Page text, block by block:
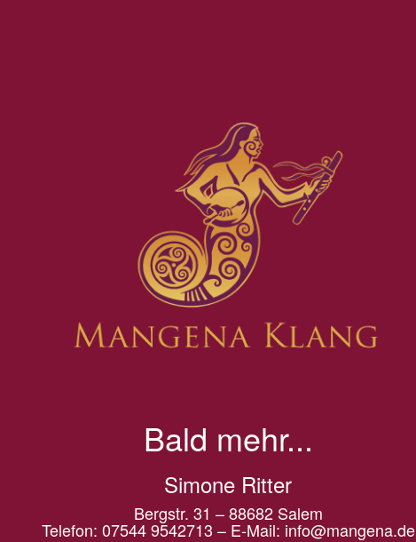
Bald mehr...
Simone Ritter
Bergstr. 31 – 88682 Salem
Telefon: 07544 9542713 – E-Mail: info@mangena.de